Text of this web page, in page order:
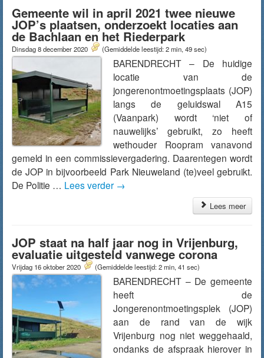
Gemeente wil in april 2021 twee nieuwe
JOP’s plaatsen, onderzoekt locaties aan
de Bachlaan en het Riederpark
Dinsdag 8 december 2020 (Gemiddelde leestijd: 2 min, 49 sec)
BARENDRECHT – De huidige
locatie van de
jongerenontmoetingsplaats (JOP)
langs de geluidswal A15
(Vaanpark) wordt ‘niet of
nauwelijks’ gebruikt, zo heeft
wethouder Roopram vanavond
gemeld in een commissievergadering. Daarentegen wordt
de JOP in bijvoorbeeld Park Nieuweland (te)veel gebruikt.
De Politie … Lees verder →
Lees meer
JOP staat na half jaar nog in Vrijenburg,
evaluatie uitgesteld vanwege corona
Vrijdag 16 oktober 2020 (Gemiddelde leestijd: 2 min, 41 sec)
BARENDRECHT – De gemeente
heeft de
Jongerenontmoetingsplek (JOP)
aan de rand van de wijk
Vrijenburg nog niet weggehaald,
ondanks de afspraak hierover in